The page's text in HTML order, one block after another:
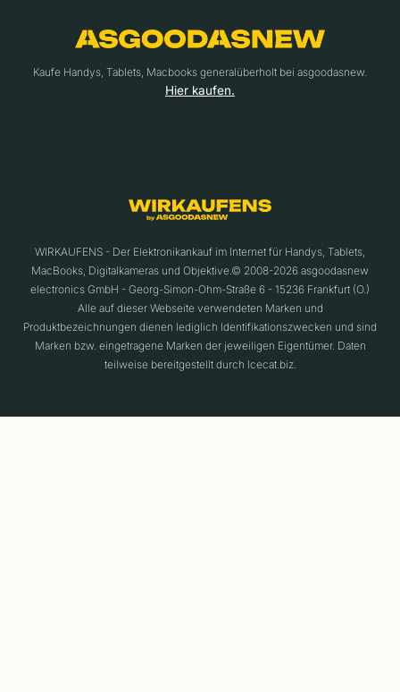
Kaufe Handys, Tablets, Macbooks generalüberholt bei asgoodasnew.
Hier kaufen.
WIRKAUFENS - Der Elektronikankauf im Internet für Handys, Tablets,
MacBooks, Digitalkameras und Objektive.© 2008-2026 asgoodasnew
electronics GmbH - Georg-Simon-Ohm-Straße 6 - 15236 Frankfurt (O.)
Alle auf dieser Webseite verwendeten Marken und
Produktbezeichnungen dienen lediglich Identifikationszwecken und sind
Marken bzw. eingetragene Marken der jeweiligen Eigentümer. Daten
teilweise bereitgestellt durch Icecat.biz.